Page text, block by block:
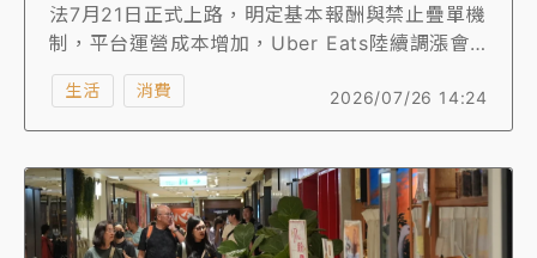
法7月21日正式上路，明定基本報酬與禁止疊單機
制，平台運營成本增加，Uber Eats陸續調漲會
員費66％及提高店家抽成最高至35%因應，儘管
受外送員回流影響導致單量微幅減少5%至10%，
但因報酬保障與單筆計算，外送員薪資逆勢成長2
面對外送平台成本轉嫁，店家選擇推出新品來調
整利潤維持客源，也有通路選擇「吞了」，而消
2026/07/26 14:24
生活 消費